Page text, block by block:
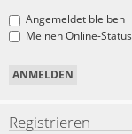
Angemeldet bleiben
Meinen Online-
Registrieren